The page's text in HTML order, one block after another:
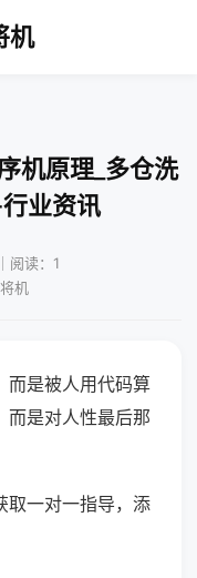
机
机原理_多仓洗
业资讯
阅读：1
机
而是被人用代码算
而是对人性最后那
取一对一指导，添